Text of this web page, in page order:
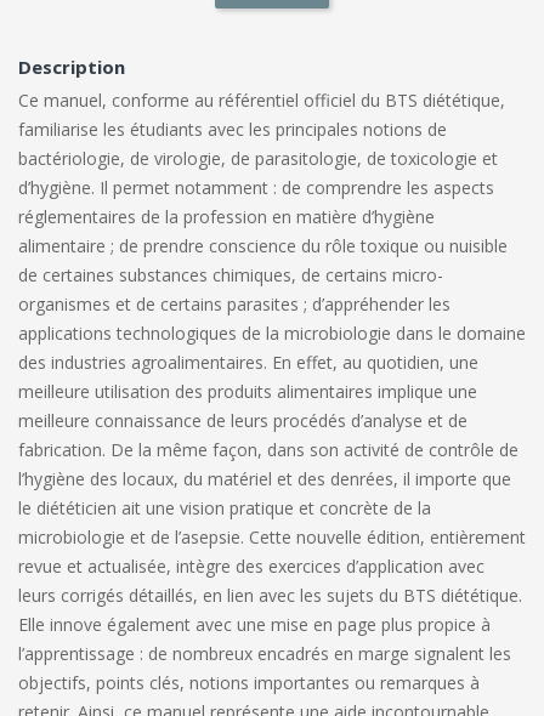
Description
Ce manuel, conforme au référentiel officiel du BTS diététique,
familiarise les étudiants avec les principales notions de
bactériologie, de virologie, de parasitologie, de toxicologie et
d’hygiène. Il permet notamment : de comprendre les aspects
réglementaires de la profession en matière d’hygiène
alimentaire ; de prendre conscience du rôle toxique ou nuisible
de certaines substances chimiques, de certains micro-
organismes et de certains parasites ; d’appréhender les
applications technologiques de la microbiologie dans le domaine
des industries agroalimentaires. En effet, au quotidien, une
meilleure utilisation des produits alimentaires implique une
meilleure connaissance de leurs procédés d’analyse et de
fabrication. De la même façon, dans son activité de contrôle de
l’hygiène des locaux, du matériel et des denrées, il importe que
le diététicien ait une vision pratique et concrète de la
microbiologie et de l’asepsie. Cette nouvelle édition, entièrement
revue et actualisée, intègre des exercices d’application avec
leurs corrigés détaillés, en lien avec les sujets du BTS diététique.
Elle innove également avec une mise en page plus propice à
l’apprentissage : de nombreux encadrés en marge signalent les
objectifs, points clés, notions importantes ou remarques à